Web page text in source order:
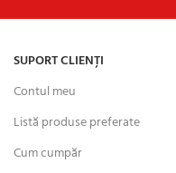
SUPORT CLIENȚI
Contul meu
Listă produse preferate
Cum cumpăr